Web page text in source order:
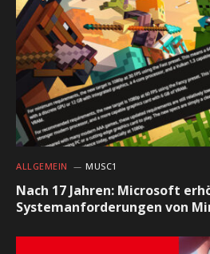
ALLGEMEIN MUSC1
Nach 17 Jahren: Microsoft
Systemanforderungen von